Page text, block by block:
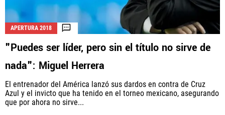
APERTURA 2018
"Puedes ser líder, pero sin el título no sirve de
nada": Miguel Herrera
El entrenador del América lanzó sus dardos en contra de Cruz
Azul y el invicto que ha tenido en el torneo mexicano, asegurando
que por ahora no sirve...